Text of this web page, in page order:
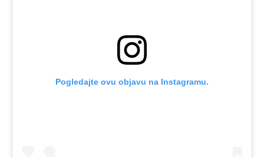
Pogledajte ovu objavu na Instagramu.